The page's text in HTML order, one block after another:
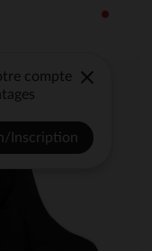
compte
Inscription